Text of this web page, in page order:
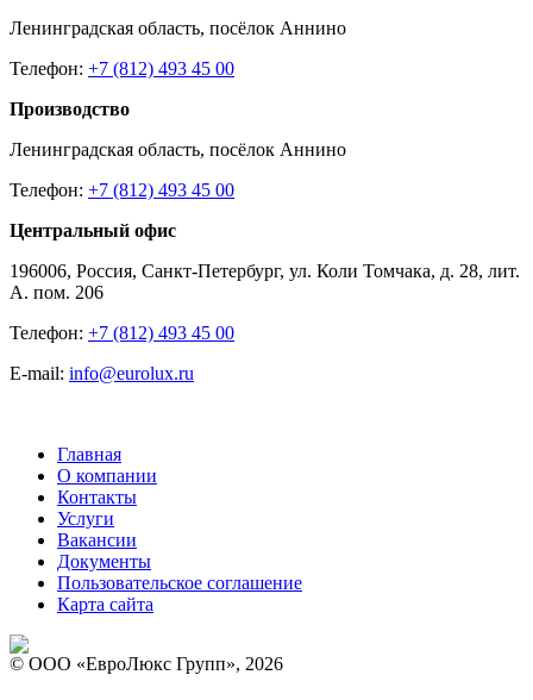
Ленинградская область, посёлок Аннино
Телефон: +7 (812) 493 45 00
Производство
Ленинградская область, посёлок Аннино
Телефон: +7 (812) 493 45 00
Центральный офис
196006, Россия, Санкт-Петербург, ул. Коли Томчака, д. 28, лит.
А. пом. 206
Телефон: +7 (812) 493 45 00
E-mail: info@eurolux.ru
Главная
О компании
Контакты
Услуги
Вакансии
Документы
Пользовательское соглашение
Карта сайта
© ООО «ЕвроЛюкс Групп», 2026